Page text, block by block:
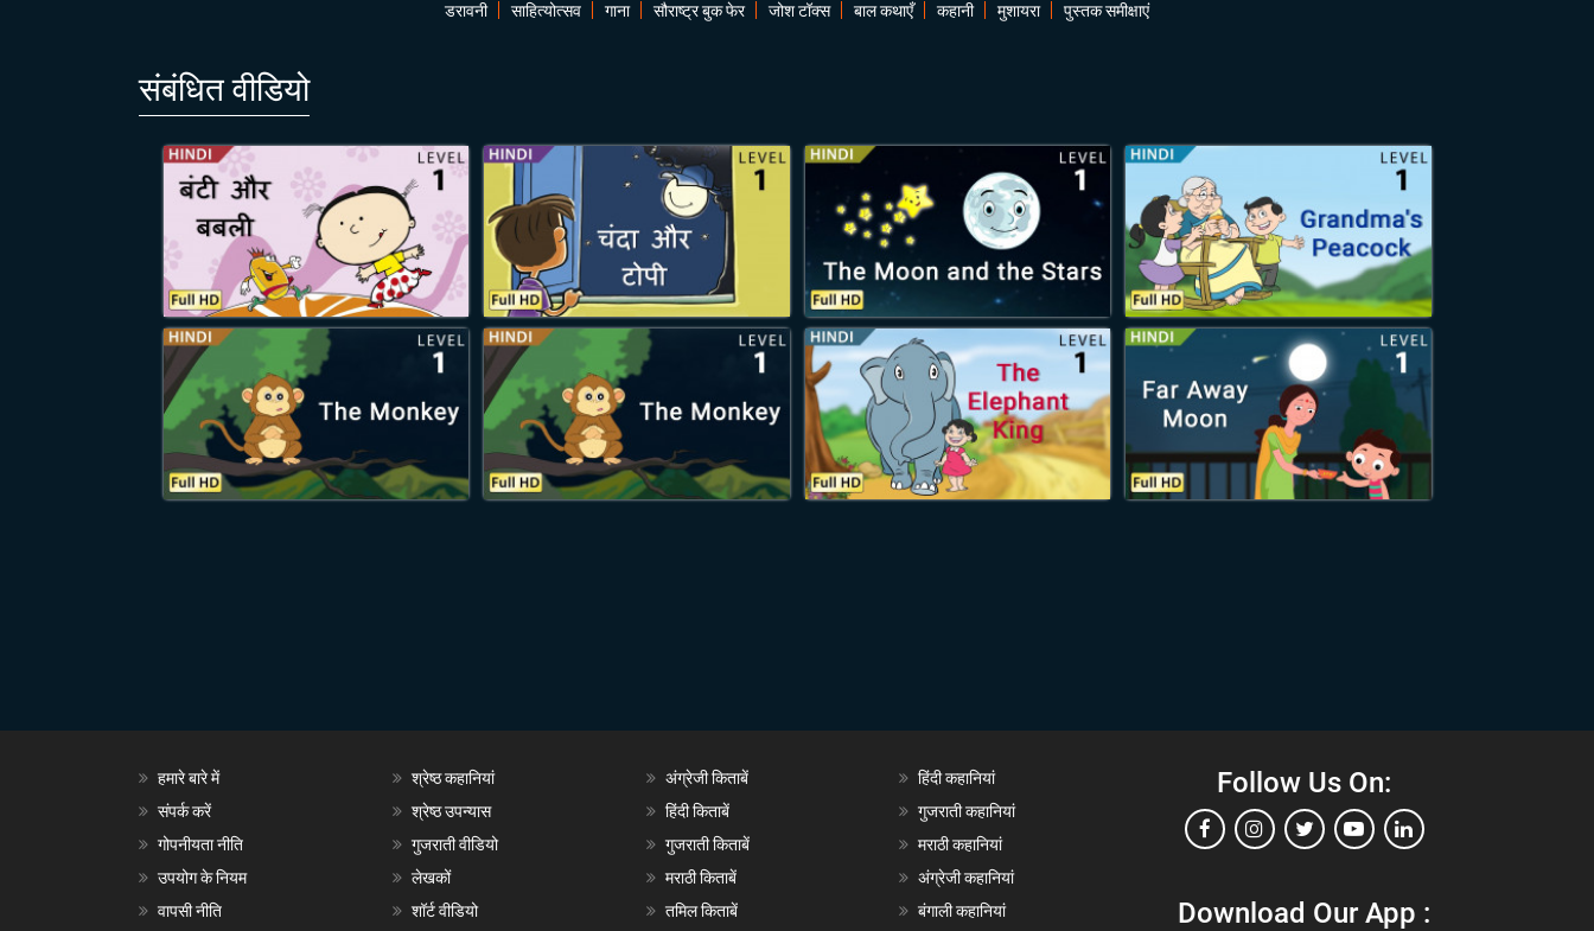
डरावनी
साहित्योत्सव गाना सौराष्ट्र बुक फेर जोश टॉक्स बाल कथाएँ कहानी मुशायरा पुस्तक समीक्षाएं
संबंधित वीडियो
हमारे बारे में
संपर्क करें
गोपनीयता नीति
उपयोग के नियम
वापसी नीति
श्रेष्ठ कहानियां
श्रेष्ठ उपन्यास
गुजराती वीडियो
लेखकों
शॉर्ट वीडियो
अंग्रेजी किताबें
हिंदी किताबें
गुजराती किताबें
मराठी किताबें
तमिल किताबें
हिंदी कहानियां
गुजराती कहानियां
मराठी कहानियां
अंग्रेजी कहानियां
बंगाली कहानियां
Follow Us On:
Download Our App :